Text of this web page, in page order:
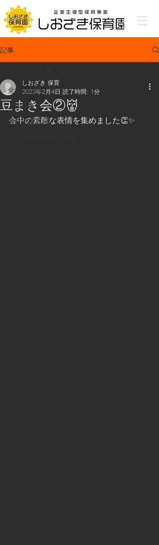
記事
全ての記事
入園募集
最新記事投稿
豆まき会②👹
しおざき 保育
2022年2月4日 読了時間: 1分
会中の素敵な表情を集めました👏✨